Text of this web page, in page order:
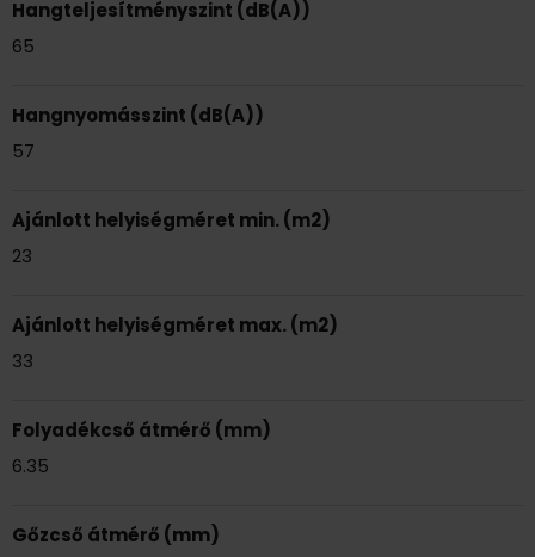
Hangteljesítményszint (dB(A))
65
Hangnyomásszint (dB(A))
57
Ajánlott helyiségméret min. (m2)
23
Ajánlott helyiségméret max. (m2)
33
Folyadékcső átmérő (mm)
6.35
Gőzcső átmérő (mm)